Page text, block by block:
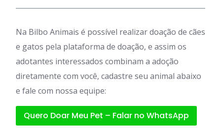
Na Bilbo Animais é possível realizar doação de cães
e gatos pela plataforma de doação, e assim os
adotantes interessados combinam a adoção
diretamente com você, cadastre seu animal abaixo
e fale com nossa equipe:
Quero Doar Meu Pet – Falar no WhatsApp